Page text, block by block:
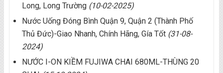
Long, Long Trường (10-02-2025)
Nước Uống Đóng Bình Quận 9, Quận 2 (Thành Phố
Thủ Đức)-Giao Nhanh, Chính Hãng, Gía Tốt (31-08-
2024)
NƯỚC I-ON KIỀM FUJIWA CHAI 680ML-THÙNG 20